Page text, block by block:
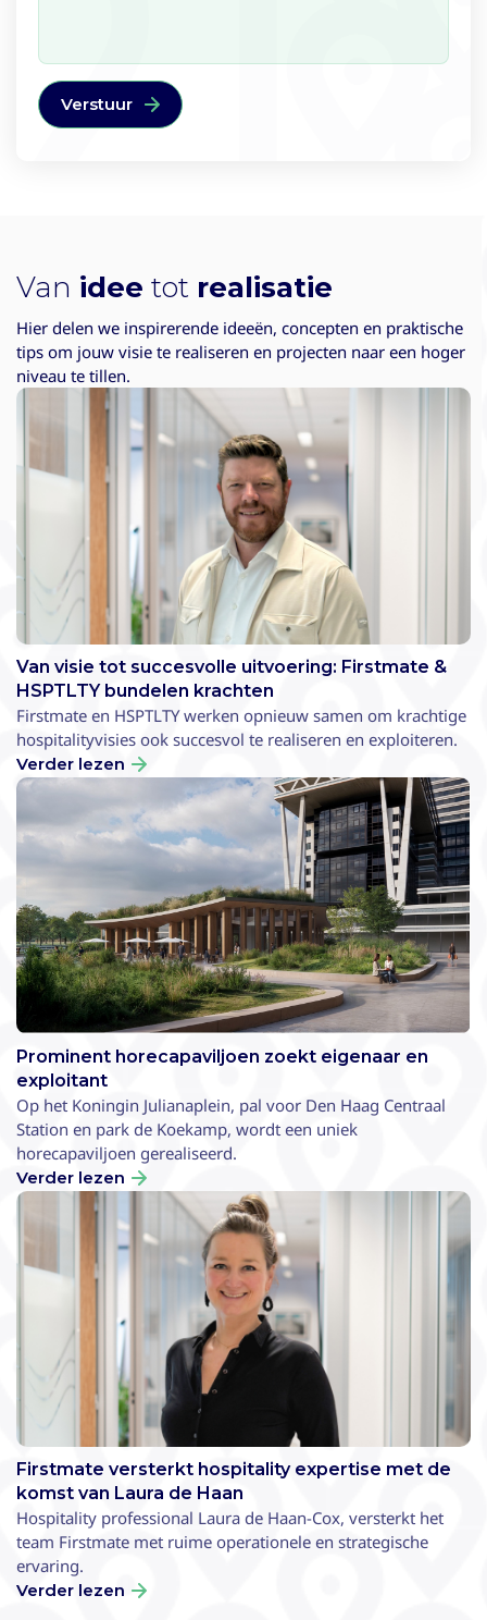
Van idee tot realisatie
Hier delen we inspirerende ideeën, concepten en praktische
tips om jouw visie te realiseren en projecten naar een hoger
niveau te tillen.
Van visie tot succesvolle uitvoering: Firstmate &
HSPTLTY bundelen krachten
Firstmate en HSPTLTY werken opnieuw samen om krachtige
hospitalityvisies ook succesvol te realiseren en exploiteren.
Verder lezen
Prominent horecapaviljoen zoekt eigenaar en
exploitant
Op het Koningin Julianaplein, pal voor Den Haag Centraal
Station en park de Koekamp, wordt een uniek
horecapaviljoen gerealiseerd.
Verder lezen
Firstmate versterkt hospitality expertise met de
komst van Laura de Haan
Hospitality professional Laura de Haan-Cox, versterkt het
team Firstmate met ruime operationele en strategische
ervaring.
Verder lezen